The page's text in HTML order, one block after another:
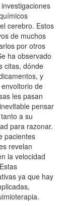
cerebro. Estos
de muchos
por otros
ha observado
citas, dónde
y
de
les pasan
pensar
a su
para razonar.
pacientes
revelan
la velocidad
ya que hay